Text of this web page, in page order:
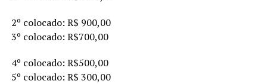
2º colocado: R$ 900,00
3º colocado: R$700,00
4º colocado: R$500,00
5º colocado: R$ 300,00